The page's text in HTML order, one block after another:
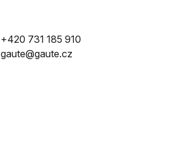
+420 731 185 910
gaute@gaute.cz